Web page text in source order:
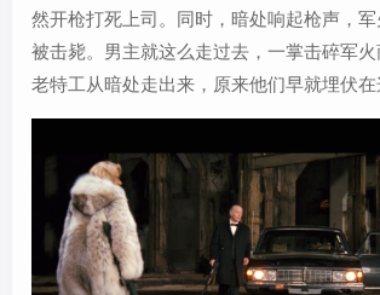
然开枪打死上司。同时，暗处响起枪声，
被击毙。男主就这么走过去，一掌击碎军
老特工从暗处走出来，原来他们早就埋伏在